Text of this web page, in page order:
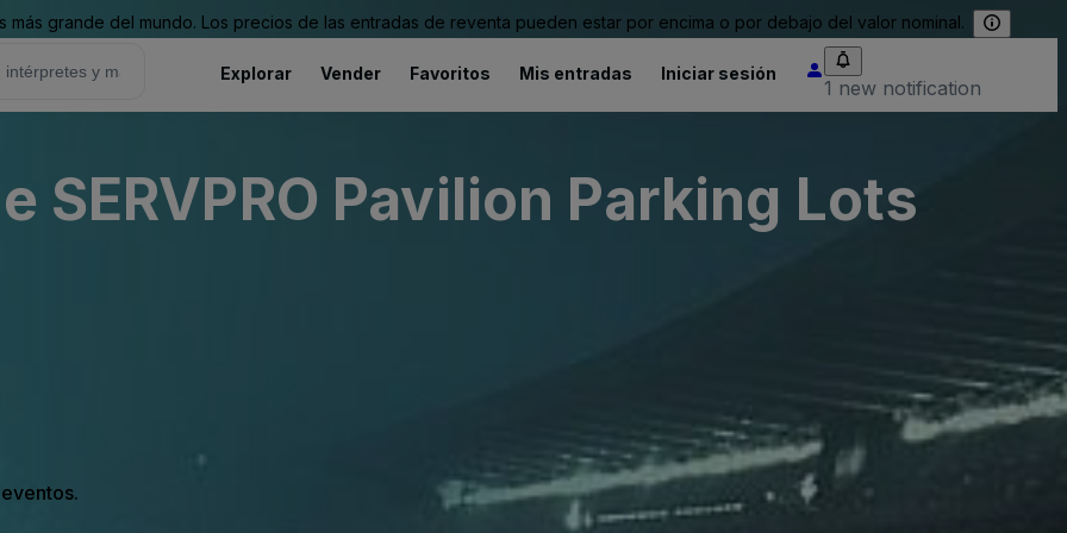
grande del mundo. Los precios de las entradas de reventa pueden estar por encima o por debajo del valor nominal.
Explorar Vender Favoritos Mis entradas Iniciar sesión
1 new notification
SERVPRO Pavilion Parking Lots